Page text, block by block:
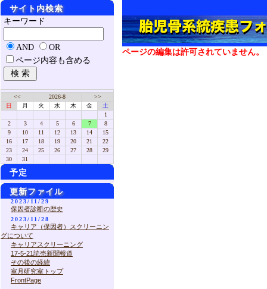
ページの編集は許可されていません。
サイト内検索
キーワード
AND
OR
ページ内容も含める
<< 2026-8
>>
日
月 火 水 木 金
土
1
2
3 4 5 6 7
8
9
10 11 12 13 14
15
16
17 18 19 20 21
22
23
24 25 26 27 28
29
30
31
予定
更新ファイル
2023/11/29
保因者診断の歴史
2023/11/28
キャリア（保因者）スクリーニン
グについて
キャリアスクリーニング
17-5-21読売新聞報道
その後の経緯
室月研究室トップ
FrontPage